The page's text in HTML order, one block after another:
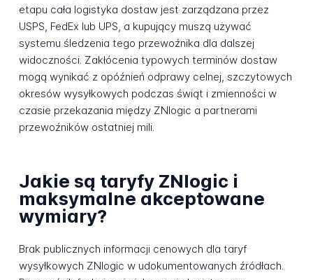
etapu cała logistyka dostaw jest zarządzana przez
USPS, FedEx lub UPS, a kupujący muszą używać
systemu śledzenia tego przewoźnika dla dalszej
widoczności. Zakłócenia typowych terminów dostaw
mogą wynikać z opóźnień odprawy celnej, szczytowych
okresów wysyłkowych podczas świąt i zmienności w
czasie przekazania między ZNlogic a partnerami
przewoźników ostatniej mili.
Jakie są taryfy ZNlogic i
maksymalne akceptowane
wymiary?
Brak publicznych informacji cenowych dla taryf
wysyłkowych ZNlogic w udokumentowanych źródłach.